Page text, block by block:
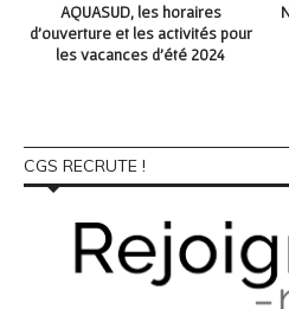
AQUASUD, les horaires
d’ouverture et les activités pour
les vacances d’été 2024
CGS RECRUTE !